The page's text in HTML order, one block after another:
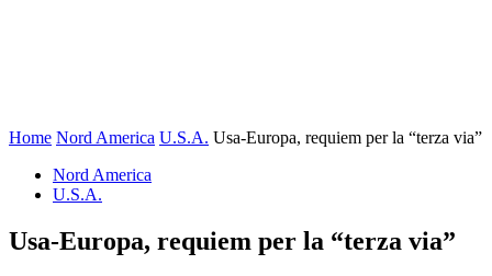
Home Nord America U.S.A. Usa-Europa, requiem per la “terza via”
Nord America
U.S.A.
Usa-Europa, requiem per la “terza via”